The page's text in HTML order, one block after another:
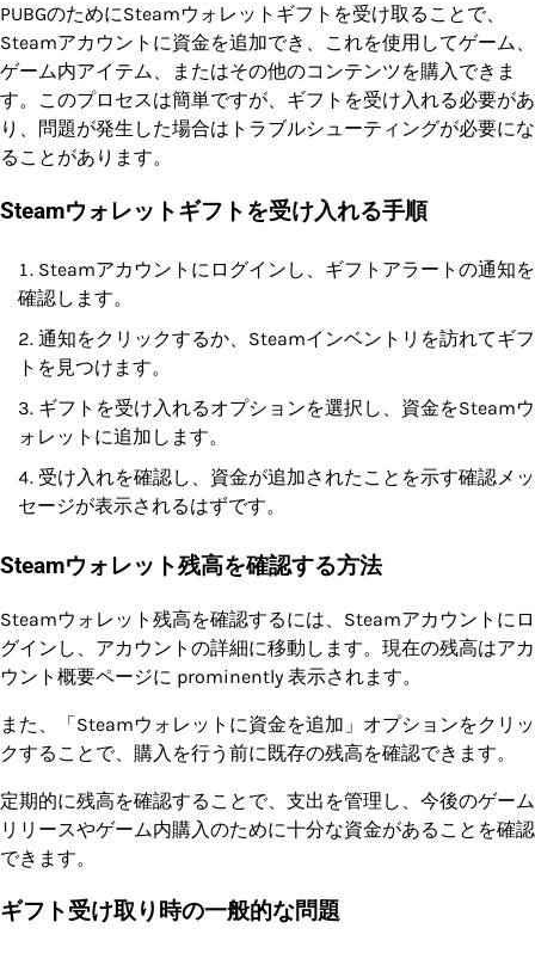
PUBGのためにSteamウォレットギフトを受け取ることで、
Steamアカウントに資金を追加でき、これを使用してゲーム、
ゲーム内アイテム、またはその他のコンテンツを購入できま
す。このプロセスは簡単ですが、ギフトを受け入れる必要があ
り、問題が発生した場合はトラブルシューティングが必要にな
ることがあります。
Steamウォレットギフトを受け入れる手順
Steamアカウントにログインし、ギフトアラートの通知を
確認します。
通知をクリックするか、Steamインベントリを訪れてギフ
トを見つけます。
ギフトを受け入れるオプションを選択し、資金をSteamウ
ォレットに追加します。
受け入れを確認し、資金が追加されたことを示す確認メッ
セージが表示されるはずです。
Steamウォレット残高を確認する方法
Steamウォレット残高を確認するには、Steamアカウントにロ
グインし、アカウントの詳細に移動します。現在の残高はアカ
ウント概要ページに prominently 表示されます。
また、「Steamウォレットに資金を追加」オプションをクリッ
クすることで、購入を行う前に既存の残高を確認できます。
定期的に残高を確認することで、支出を管理し、今後のゲーム
リリースやゲーム内購入のために十分な資金があることを確認
できます。
ギフト受け取り時の一般的な問題